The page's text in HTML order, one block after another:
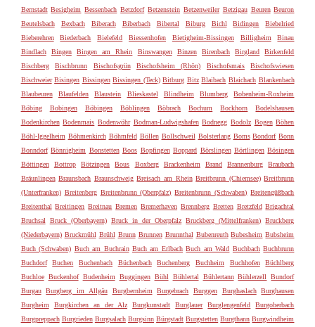
Bernstadt Besigheim Bessenbach Betzdorf Betzenstein Betzenweiler Betzigau Beuren Beuron
Beutelsbach
Bexbach Biberach Biberbach Bibertal Biburg Bichl Bidingen
Biebelried
Bieberehren
Biederbach Bielefeld Biessenhofen Bietigheim-Bissingen Billigheim
Binau
Bindlach
Bingen Bingen am Rhein Binswangen Binzen Birenbach Birgland
Birkenfeld
Bischberg
Bischbrunn Bischofsgrün Bischofsheim (Rhön) Bischofsmais
Bischofswiesen
Bischweier Bisingen Bissingen Bissingen (Teck) Bitburg Bitz Blaibach Blaichach Blankenbach
Blaubeuren
Blaufelden Blaustein Blieskastel Blindheim Blumberg
Bobenheim-Roxheim
Böbing
Bobingen Böbingen Böblingen Böbrach Bochum Bockhorn
Bodelshausen
Bodenkirchen Bodenmais Bodenwöhr Bodman-Ludwigshafen Bodnegg Bodolz Bogen Böhen
Böhl-Iggelheim Böhmenkirch Böhmfeld Böllen Bollschweil Bolsterlang Boms Bondorf Bonn
Bonndorf Bönnigheim Bonstetten Boos Bopfingen Boppard Börslingen Börtlingen Bösingen
Böttingen
Bottrop Bötzingen Bous Boxberg Brackenheim Brand Brannenburg
Braubach
Bräunlingen Braunsbach Braunschweig Breisach am Rhein Breitbrunn (Chiemsee) Breitbrunn
(Unterfranken) Breitenberg Breitenbrunn (Oberpfalz) Breitenbrunn (Schwaben) Breitengüßbach
Breitenthal Breitingen Breitnau Bremen Bremerhaven Brennberg Bretten Bretzfeld Brigachtal
Bruchsal
Bruck (Oberbayern) Bruck in der Oberpfalz Bruckberg (Mittelfranken) Bruckberg
(Niederbayern) Bruckmühl Brühl Brunn Brunnen Brunnthal Bubenreuth Bubesheim Bubsheim
Buch (Schwaben) Buch am Buchrain Buch am Erlbach Buch am Wald Buchbach Buchbrunn
Buchdorf
Buchen Buchenbach Büchenbach Buchenberg Buchheim Buchhofen
Büchlberg
Buchloe Buckenhof Budenheim Buggingen Bühl Bühlertal Bühlertann Bühlerzell
Bundorf
Burgau
Burgberg im Allgäu Burgbernheim Burgebrach Burggen Burghaslach
Burghausen
Burgheim
Burgkirchen an der Alz Burgkunstadt Burglauer Burglengenfeld
Burgoberbach
Burgpreppach Burgrieden Burgsalach Burgsinn Bürgstadt Burgstetten Burgthann Burgwindheim